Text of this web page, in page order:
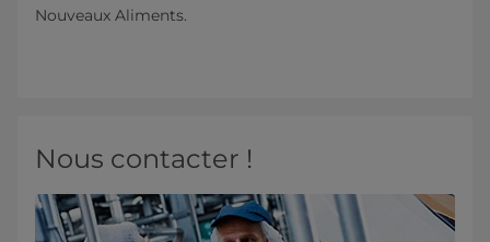
Nouveaux Aliments.
Nous contacter !